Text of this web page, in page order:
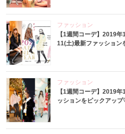
ファッション
【1週間コーデ】2019
11(土)最新ファッショ
ファッション
【1週間コーデ】2019
ッションをピックアッ